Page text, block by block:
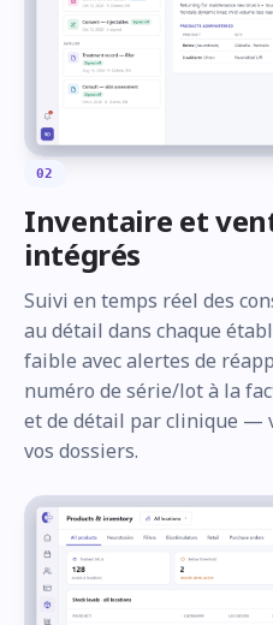
02
Inventaire et
intégrés
Suivi en temps réel des
au détail dans chaque
faible avec alertes de
numéro de série/lot à la
et de détail par clinique —
vos dossiers.